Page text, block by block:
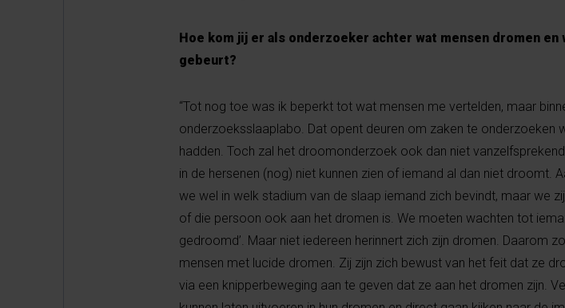
Hoe kom jij er als onderzoeker achter wat mensen dromen en
gebeurt?
“Tot nog toe was ik beperkt tot wat mensen me vertelden, maar
onderzoeksslaaplabo. Dat opent deuren om zaken te onderzoeken
hadden. Toch zal het droomonderzoek ook dan niet
in de hersenen (nog) niet kunnen zien of iemand al dan niet droomt.
we wel in welk stadium van de slaap iemand zich bevindt, maar we
of die persoon ook aan het dromen is. We moeten wachten tot
gedroomd’. Maar niet iedereen herinnert zich zijn dromen. Daarom
mensen met lucide dromen. Zij zijn zich bewust van het feit dat ze
via een knipperbeweging aan te geven dat ze aan het dromen zijn.